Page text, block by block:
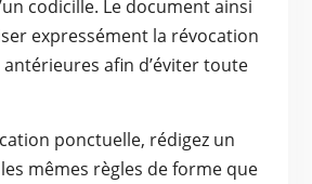
codicille. Le document ainsi
expressément la révocation
afin d’éviter toute
ponctuelle, rédigez un
mêmes règles de forme que